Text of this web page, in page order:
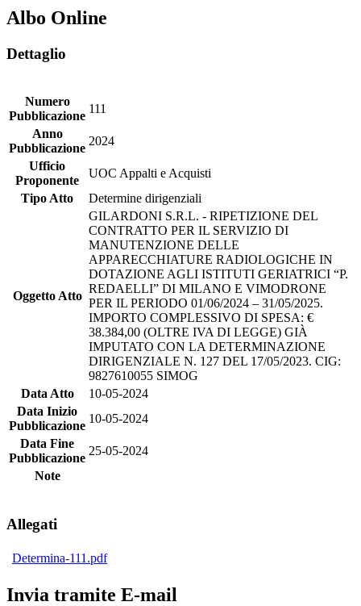
Albo Online
Dettaglio
Numero
Pubblicazione
111
Anno
Pubblicazione
2024
Ufficio
Proponente
UOC Appalti e Acquisti
Tipo Atto
Determine dirigenziali
Oggetto Atto
GILARDONI S.R.L. - RIPETIZIONE DEL
CONTRATTO PER IL SERVIZIO DI
MANUTENZIONE DELLE
APPARECCHIATURE RADIOLOGICHE IN
DOTAZIONE AGLI ISTITUTI GERIATRICI “P.
REDAELLI” DI MILANO E VIMODRONE
PER IL PERIODO 01/06/2024 – 31/05/2025.
IMPORTO COMPLESSIVO DI SPESA: €
38.384,00 (OLTRE IVA DI LEGGE) GIÀ
IMPUTATO CON LA DETERMINAZIONE
DIRIGENZIALE N. 127 DEL 17/05/2023. CIG:
9827610055 SIMOG
Data Atto
10-05-2024
Data Inizio
Pubblicazione
10-05-2024
Data Fine
Pubblicazione
25-05-2024
Note
Allegati
Determina-111.pdf
Invia tramite E-mail